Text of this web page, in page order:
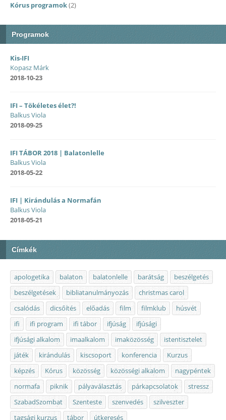
Kórus programok(2)
Programok
Kis-IFI
Kopasz Márk
2018-10-23
IFI – Tökéletes élet?!
Balkus Viola
2018-09-25
IFI TÁBOR 2018 | Balatonlelle
Balkus Viola
2018-05-22
IFI | Kirándulás a Normafán
Balkus Viola
2018-05-21
Címkék
apologetika balaton balatonlelle barátság
beszélgetés
beszélgetések
bibliatanulmányozás
christmas carol
csalódás
dicsőítés előadás film filmklub
húsvét
ifi
ifi program ifi tábor ifjúság
ifjúsági
ifjúsági alkalom
imaalkalom imaközösség
istentisztelet
játék
kirándulás kiscsoport konferencia
Kurzus
képzés
Kórus közösség közösségi alkalom
nagypéntek
normafa
piknik pályaválasztás párkapcsolatok
stressz
SzabadSzombat
Szenteste szenvedés
szilveszter
tagsági kurzus
tábor útkeresés